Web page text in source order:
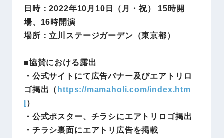
日時：2022年10月10日（月・祝） 15時開
場、16時開演
場所：立川ステージガーデン（東京都）
■協賛における露出
・公式サイトにて広告バナー及びエアトリロ
ゴ掲出（https://mamaholi.com/index.htm
l）
・公式ポスター、チラシにエアトリロゴ掲出
・チラシ裏面にエアトリ広告を掲載